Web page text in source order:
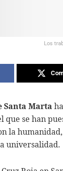
Los
Santa Marta
que se han
la
universalidad.